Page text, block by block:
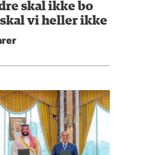
skal ikke bo
skal vi heller ikke